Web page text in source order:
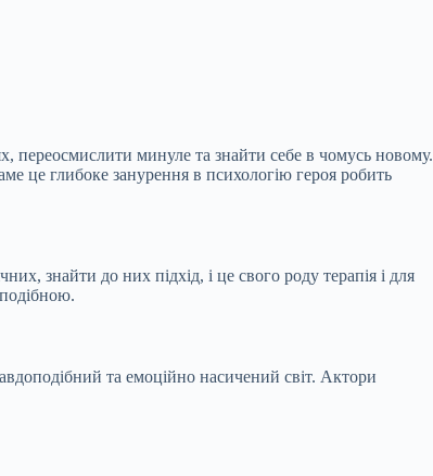
переосмислити минуле та знайти себе в чомусь новому.
це глибоке занурення в психологію героя робить
знайти до них підхід, і це свого роду терапія і для
та емоційно насичений світ. Актори